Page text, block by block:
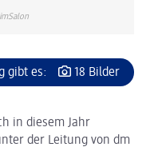
gibt es: 18 Bilder
in diesem Jahr
der Leitung von dm